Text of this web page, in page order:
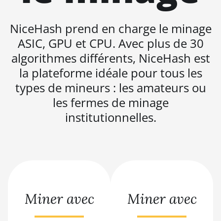
Hyd (279Th)
BITMAIN AntMiner S19j
Pro (100Th)
BITMAIN AntMiner S19j
Pro (104Th)
BITMAIN AntMiner S19j
Pro+ (120Th)
Hyd. (335Th)
BITMAIN AntMiner S21
NiceHash prend en charge le minage
ASIC, GPU et CPU. Avec plus de 30
algorithmes différents, NiceHash est
la plateforme idéale pour tous les
types de mineurs : les amateurs ou
les fermes de minage
institutionnelles.
Miner avec Miner avec